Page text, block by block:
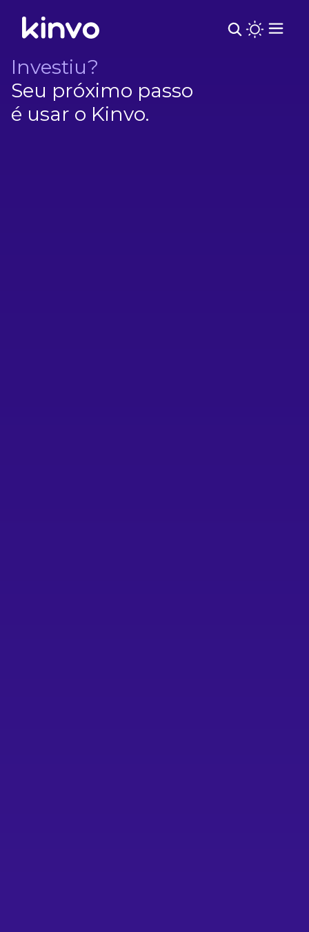
Investiu?
Seu próximo passo
é usar o Kinvo.